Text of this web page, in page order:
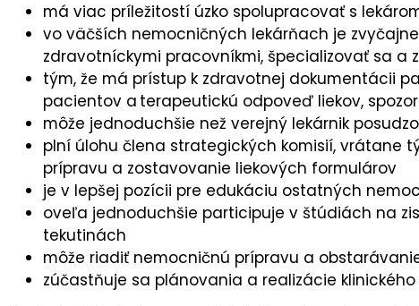
má viac príležitostí úzko spolupracovať s
vo väčších nemocničných lekárňach je
zdravotníckymi pracovníkmi, špecializovať sa a
tým, že má prístup k zdravotnej dokumentácii
pacientov a terapeutickú odpoveď liekov,
môže jednoduchšie než verejný lekárnik
plní úlohu člena strategických komisií, vrátane
prípravu a zostavovanie liekových formulárov
je v lepšej pozícii pre edukáciu ostatných
oveľa jednoduchšie participuje v štúdiách na
tekutinách
môže riadiť nemocničnú prípravu a
zúčastňuje sa plánovania a realizácie klinického